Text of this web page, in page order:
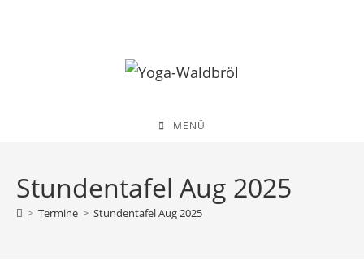
MENÜ
Stundentafel Aug 2025
> Termine > Stundentafel Aug 2025